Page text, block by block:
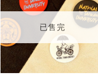
「願
望輕
單」
已售完